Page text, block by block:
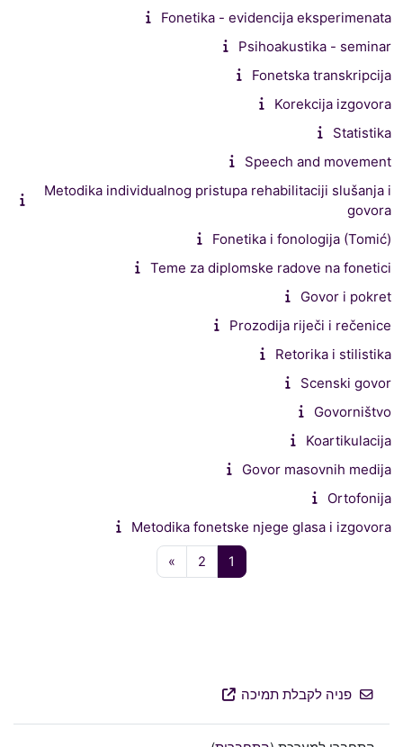
Fonetika - evidencija eksperimenata
Psihoakustika - seminar
Fonetska transkripcija
Korekcija izgovora
Statistika
Speech and movement
Metodika individualnog pristupa rehabilitaciji slušanja i
govora
Fonetika i fonologija (Tomić)
Teme za diplomske radove na fonetici
Govor i pokret
Prozodija riječi i rečenice
Retorika i stilistika
Scenski govor
Govorništvo
Koartikulacija
Govor masovnih medija
Ortofonija
Metodika fonetske njege glasa i izgovora
1עמוד 1
2 עמוד 2
»
פניה לקבלת תמיכה